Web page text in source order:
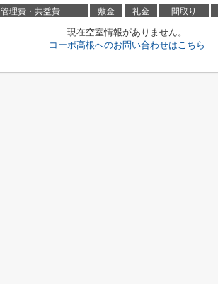
管理費・共益費 敷金 礼金 間取り
現在空室情報がありません。
コーポ高根へのお問い合わせはこちら